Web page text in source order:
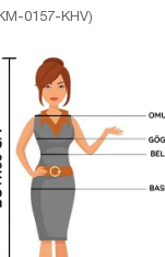
0157-KHV)